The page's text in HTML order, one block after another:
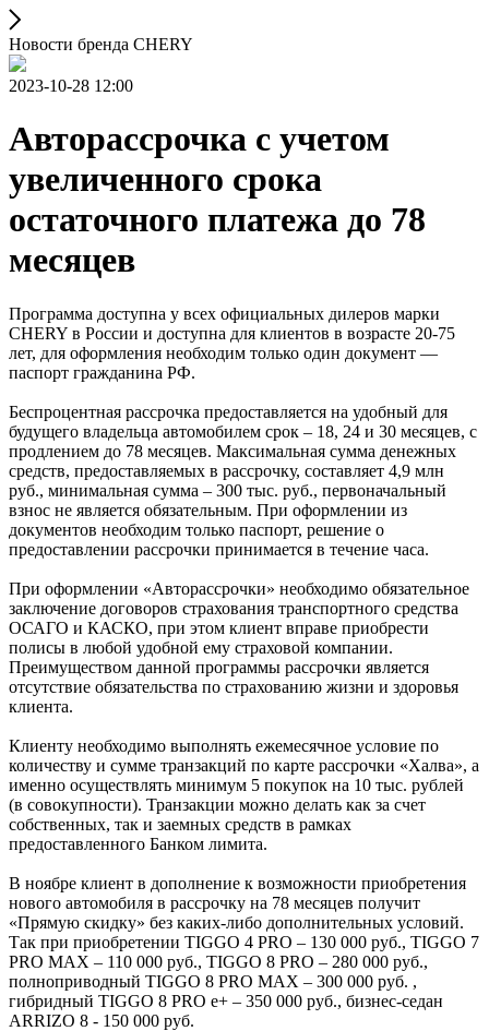
Новости бренда CHERY
2023-10-28 12:00
Авторассрочка с учетом
увеличенного срока
остаточного платежа до 78
месяцев
Программа доступна у всех официальных дилеров марки
CHERY в России и доступна для клиентов в возрасте 20-75
лет, для оформления необходим только один документ —
паспорт гражданина РФ.
Беспроцентная рассрочка предоставляется на удобный для
будущего владельца автомобилем срок – 18, 24 и 30 месяцев, с
продлением до 78 месяцев. Максимальная сумма денежных
средств, предоставляемых в рассрочку, составляет 4,9 млн
руб., минимальная сумма – 300 тыс. руб., первоначальный
взнос не является обязательным. При оформлении из
документов необходим только паспорт, решение о
предоставлении рассрочки принимается в течение часа.
При оформлении «Авторассрочки» необходимо обязательное
заключение договоров страхования транспортного средства
ОСАГО и КАСКО, при этом клиент вправе приобрести
полисы в любой удобной ему страховой компании.
Преимуществом данной программы рассрочки является
отсутствие обязательства по страхованию жизни и здоровья
клиента.
Клиенту необходимо выполнять ежемесячное условие по
количеству и сумме транзакций по карте рассрочки «Халва», а
именно осуществлять минимум 5 покупок на 10 тыс. рублей
(в совокупности). Транзакции можно делать как за счет
собственных, так и заемных средств в рамках
предоставленного Банком лимита.
В ноябре клиент в дополнение к возможности приобретения
нового автомобиля в рассрочку на 78 месяцев получит
«Прямую скидку» без каких-либо дополнительных условий.
Так при приобретении TIGGO 4 PRO – 130 000 руб., TIGGO 7
PRO MAX – 110 000 руб., TIGGO 8 PRO – 280 000 руб.,
полноприводный TIGGO 8 PRO MAX – 300 000 руб. ,
гибридный TIGGO 8 PRO e+ – 350 000 руб., бизнес-седан
ARRIZO 8 - 150 000 руб.